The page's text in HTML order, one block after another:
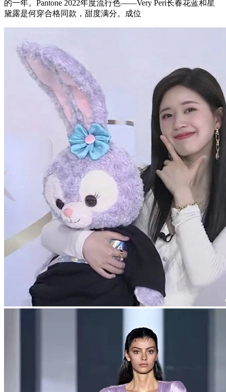
的一年。Pantone 2022年度流行色——Very Peri长春花蓝和星
黛露是何穿合格同款，甜度满分。成位